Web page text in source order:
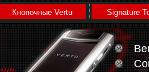
Кнопочные Vertu Signature